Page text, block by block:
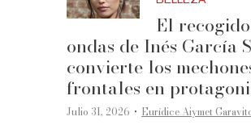
El
ondas de Inés García
convierte los
frontales en
Julio 31, 2026 ·Eurídice Aiymet